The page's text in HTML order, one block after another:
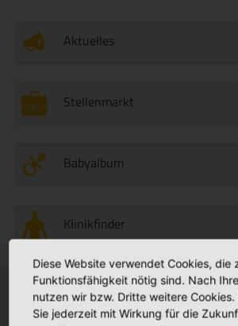
Aktuelles
Stellenmarkt
Babyalbum
Klinikfinder
Krankenhäuser
Diese Website verwendet Cookies, die
Funktionsfähigkeit nötig sind. Nach
nutzen wir bzw. Dritte weitere Cookies.
Sie jederzeit mit Wirkung für die